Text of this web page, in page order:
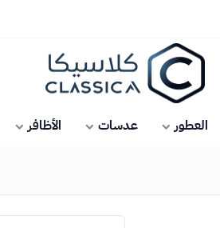
كلاسيكا
العطور عدسات الأظافر